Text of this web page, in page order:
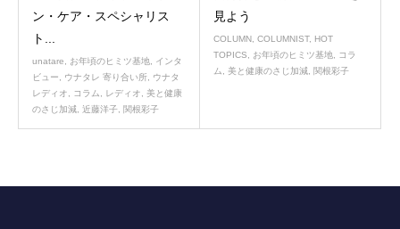
ン・ケア・スペシャリス
ト...
unatare お年頃のヒミツ基地
インタ
ビュー
ウナタレ 寄り合い所
ウナタ
レディオ
コラム レディオ
美と健康
のさじ加減
近藤洋子 関根彩子
見よう
COLUMN COLUMNIST, HOT
TOPICS
お年頃のヒミツ基地
コラ
ム
美と健康のさじ加減 関根彩子